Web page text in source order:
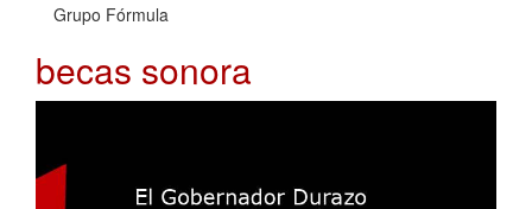
Grupo Fórmula
becas sonora